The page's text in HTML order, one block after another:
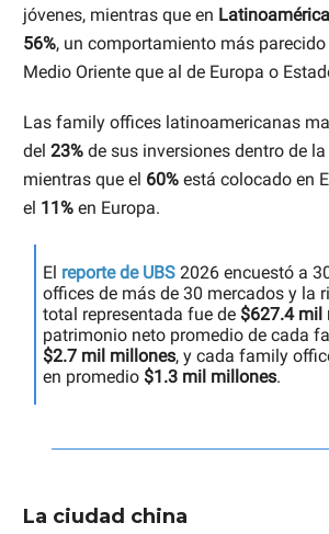
jóvenes, mientras que en Latinoamérica
56%, un comportamiento más
Medio Oriente que al de Europa o
Las family offices latinoamericanas
del 23% de sus inversiones dentro de
mientras que el 60% está colocado en
el 11% en Europa.
El reporte de UBS 2026 encuestó a
offices de más de 30 mercados y la
total representada fue de $627.4 mil
patrimonio neto promedio de cada
$2.7 mil millones, y cada family
en promedio $1.3 mil millones.
La ciudad china